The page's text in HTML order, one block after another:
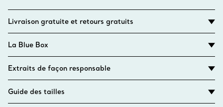
Livraison gratuite et retours gratuits
La Blue Box
Extraits de façon responsable
Guide des tailles